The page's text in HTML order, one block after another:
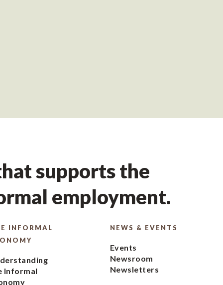
supports the
employment.
INFORMAL
Informal
NEWS & EVENTS
Events
Newsroom
Newsletters